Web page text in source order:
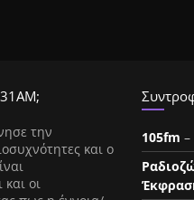
την
και ο
και οι
105fm